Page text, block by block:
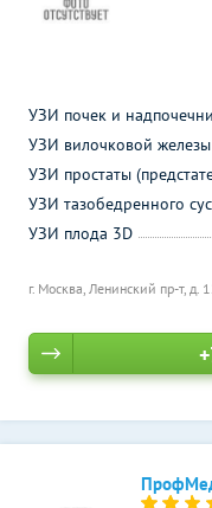
г. Москва, Ленинский пр-т, д.
УЗИ почек и
УЗИ вилочковой железы
УЗИ простаты
УЗИ тазобедренного
УЗИ плода 3D